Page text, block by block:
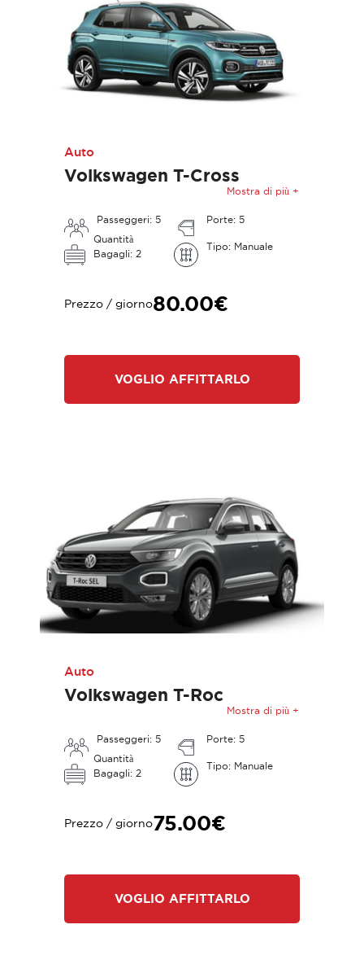
Auto
Volkswagen T-Cross
Passeggeri: 5
Porte: 5
Quantità
Bagagli: 2
Tipo: Manuale
Mostra di più +
Prezzo / giorno80.00€
VOGLIO AFFITTARLO
Auto
Volkswagen T-Roc
Passeggeri: 5
Porte: 5
Quantità
Bagagli: 2
Tipo: Manuale
Mostra di più +
Prezzo / giorno75.00€
VOGLIO AFFITTARLO